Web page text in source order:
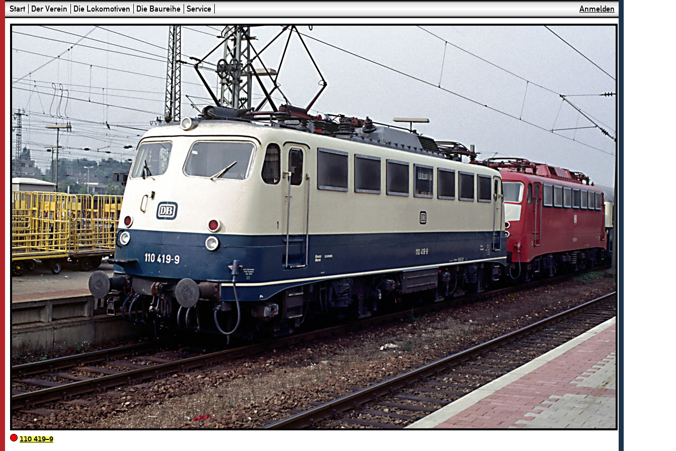
Start Der Verein Die Lokomotiven Die Baureihe Service Anmelden
110 419–9